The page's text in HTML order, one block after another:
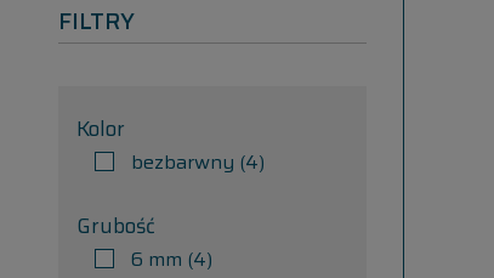
FILTRY
Kolor
bezbarwny (4)
Grubość
6 mm (4)